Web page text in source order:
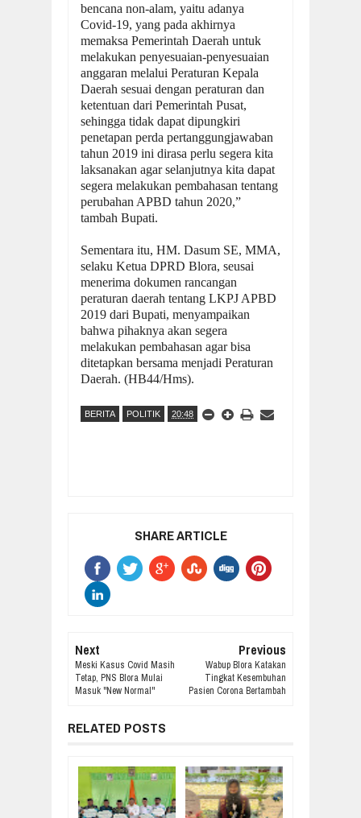
bencana non-alam, yaitu adanya
Covid-19, yang pada akhirnya
memaksa Pemerintah Daerah untuk
melakukan penyesuaian-penyesuaian
anggaran melalui Peraturan Kepala
Daerah sesuai dengan peraturan dan
ketentuan dari Pemerintah Pusat,
sehingga tidak dapat dipungkiri
penetapan perda pertanggungjawaban
tahun 2019 ini dirasa perlu segera kita
laksanakan agar selanjutnya kita dapat
segera melakukan pembahasan tentang
perubahan APBD tahun 2020,”
tambah Bupati.
Sementara itu, HM. Dasum SE, MMA,
selaku Ketua DPRD Blora, seusai
menerima dokumen rancangan
peraturan daerah tentang LKPJ APBD
2019 dari Bupati, menyampaikan
bahwa pihaknya akan segera
melakukan pembahasan agar bisa
ditetapkan bersama menjadi Peraturan
Daerah. (HB44/Hms).
BERITA POLITIK 20:48
SHARE ARTICLE
Next
Meski Kasus Covid Masih
Tetap, PNS Blora Mulai
Masuk "New Normal"
Previous
Wabup Blora Katakan
Tingkat Kesembuhan
Pasien Corona Bertambah
RELATED POSTS